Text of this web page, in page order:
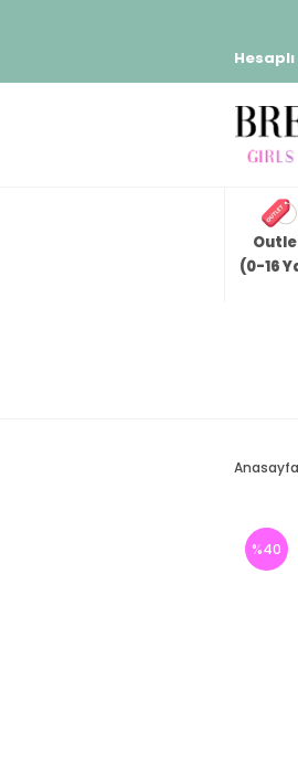
(0-16
Anasayfa
%40